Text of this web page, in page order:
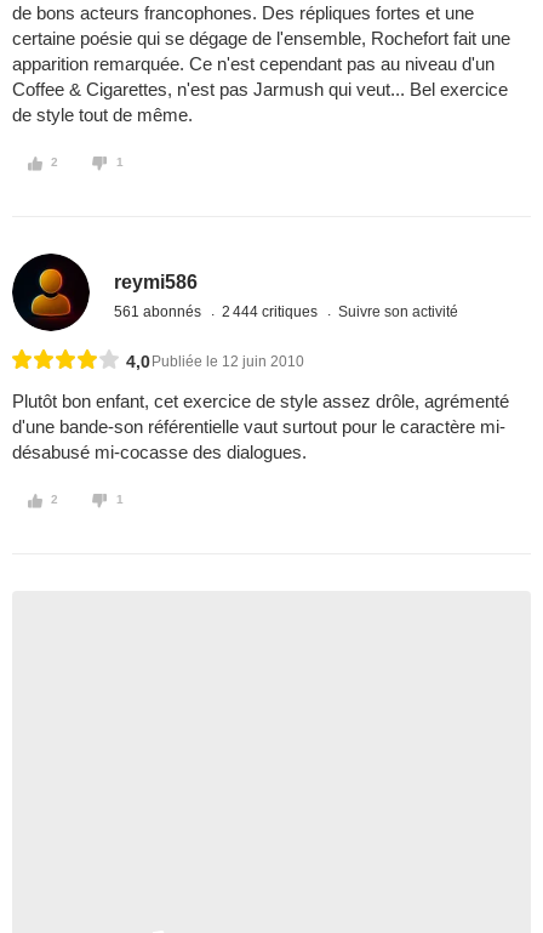
de bons acteurs francophones. Des répliques fortes et une
certaine poésie qui se dégage de l'ensemble, Rochefort fait une
apparition remarquée. Ce n'est cependant pas au niveau d'un
Coffee & Cigarettes, n'est pas Jarmush qui veut... Bel exercice
de style tout de même.
2 1
reymi586
561 abonnés 2 444 critiques Suivre son activité
4,0 Publiée le 12 juin 2010
Plutôt bon enfant, cet exercice de style assez drôle, agrémenté
d'une bande-son référentielle vaut surtout pour le caractère mi-
désabusé mi-cocasse des dialogues.
2 1